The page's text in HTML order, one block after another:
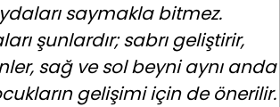
saymakla bitmez.
şunlardır; sabrı geliştirir,
sağ ve sol beyni aynı anda
gelişimi için de önerilir.